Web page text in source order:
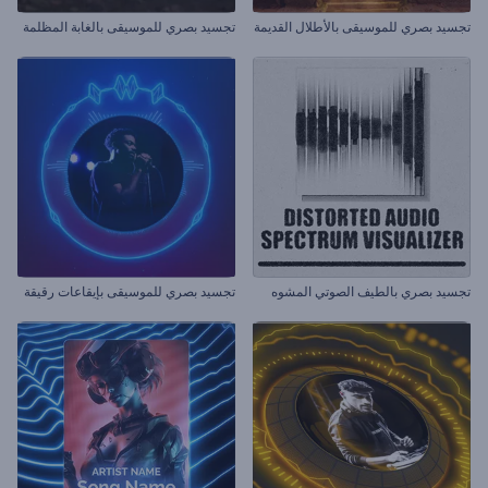
تجسيد بصري للموسيقى بالأطلال القديمة تجسيد بصري للموسيقى بالغابة المظلمة
تجسيد بصري بالطيف الصوتي المشوه تجسيد بصري للموسيقى بإيقاعات رقيقة